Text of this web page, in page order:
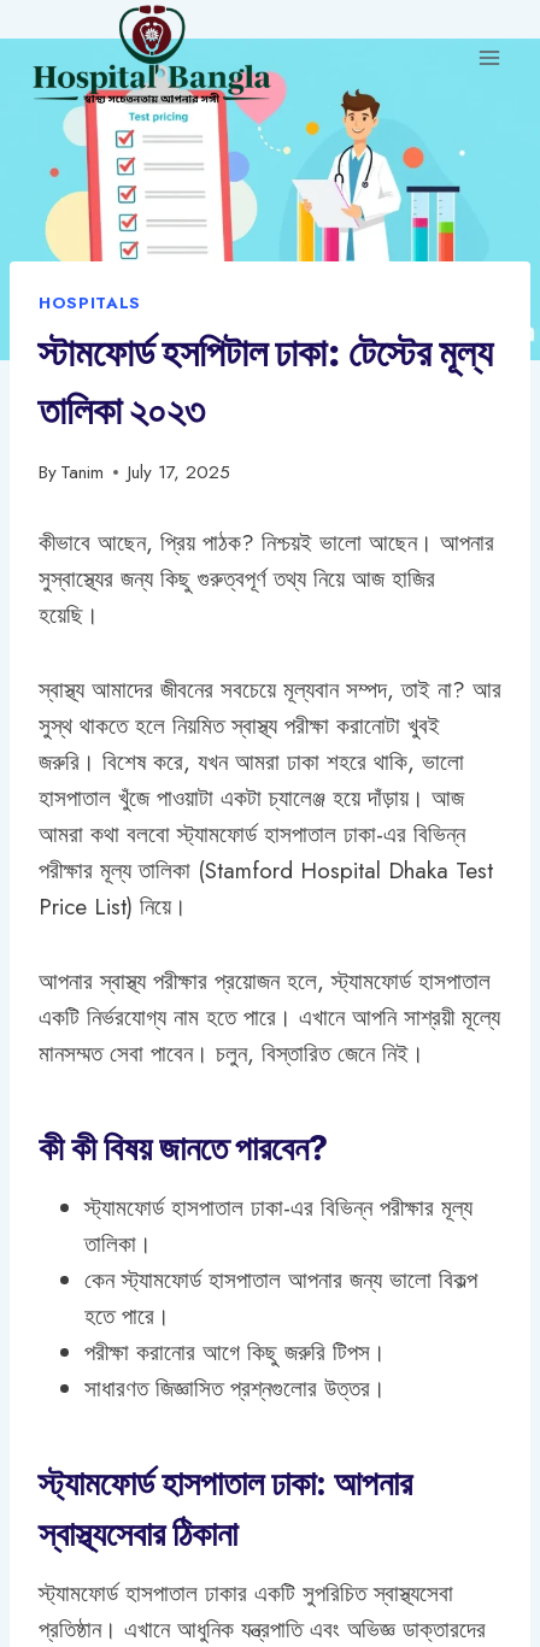
content
HOSPITALS
স্টামফোর্ড হসপিটাল ঢাকা: টেস্টের মূল্য
তালিকা ২০২৩
ByTanim July 17, 2025
কীভাবে আছেন, প্রিয় পাঠক? নিশ্চয়ই ভালো আছেন। আপনার
সুস্বাস্থ্যের জন্য কিছু গুরুত্বপূর্ণ তথ্য নিয়ে আজ হাজির
হয়েছি।
স্বাস্থ্য আমাদের জীবনের সবচেয়ে মূল্যবান সম্পদ, তাই না? আর
সুস্থ থাকতে হলে নিয়মিত স্বাস্থ্য পরীক্ষা করানোটা খুবই
জরুরি। বিশেষ করে, যখন আমরা ঢাকা শহরে থাকি, ভালো
হাসপাতাল খুঁজে পাওয়াটা একটা চ্যালেঞ্জ হয়ে দাঁড়ায়। আজ
আমরা কথা বলবো স্ট্যামফোর্ড হাসপাতাল ঢাকা-এর বিভিন্ন
পরীক্ষার মূল্য তালিকা (Stamford Hospital Dhaka Test
Price List) নিয়ে।
আপনার স্বাস্থ্য পরীক্ষার প্রয়োজন হলে, স্ট্যামফোর্ড হাসপাতাল
একটি নির্ভরযোগ্য নাম হতে পারে। এখানে আপনি সাশ্রয়ী মূল্যে
মানসম্মত সেবা পাবেন। চলুন, বিস্তারিত জেনে নিই।
কী কী বিষয় জানতে পারবেন?
স্ট্যামফোর্ড হাসপাতাল ঢাকা-এর বিভিন্ন পরীক্ষার মূল্য
তালিকা।
কেন স্ট্যামফোর্ড হাসপাতাল আপনার জন্য ভালো বিকল্প
হতে পারে।
পরীক্ষা করানোর আগে কিছু জরুরি টিপস।
সাধারণত জিজ্ঞাসিত প্রশ্নগুলোর উত্তর।
স্ট্যামফোর্ড হাসপাতাল ঢাকা: আপনার
স্বাস্থ্যসেবার ঠিকানা
স্ট্যামফোর্ড হাসপাতাল ঢাকার একটি সুপরিচিত স্বাস্থ্যসেবা
প্রতিষ্ঠান। এখানে আধুনিক যন্ত্রপাতি এবং অভিজ্ঞ ডাক্তারদের